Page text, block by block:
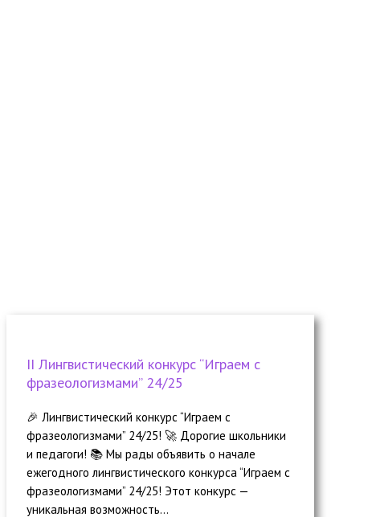
II Лингвистический конкурс “Играем с
фразеологизмами” 24/25
🎉 Лингвистический конкурс “Играем с
фразеологизмами” 24/25! 🚀 Дорогие школьники
и педагоги! 📚 Мы рады объявить о начале
ежегодного лингвистического конкурса “Играем с
фразеологизмами” 24/25! Этот конкурс —
уникальная возможность...